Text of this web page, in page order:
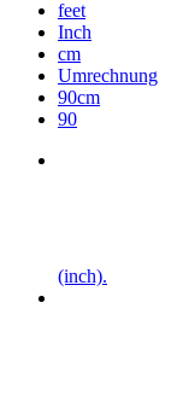
feet
Inch
cm
Umrechnung
90cm
90
(inch).